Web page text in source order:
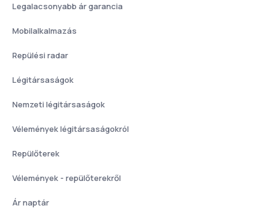
Legalacsonyabb ár garancia
Mobilalkalmazás
Repülési radar
Légitársaságok
Nemzeti légitársaságok
Vélemények légitársaságokról
Repülőterek
Vélemények - repülőterekről
Ár naptár